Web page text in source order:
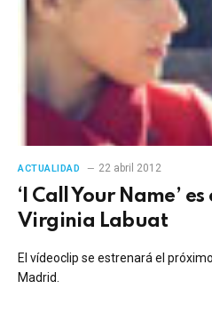
ACTUALIDAD 22 abril 2012
‘I Call Your Name’
Virginia Labuat
El vídeoclip se estrenará el
Madrid.